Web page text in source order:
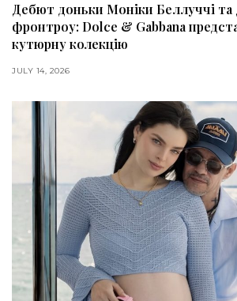
Дебют доньки Моніки Беллуччі
фронтроу: Dolce & Gabbana
кутюрну колекцію
JULY 14, 2026